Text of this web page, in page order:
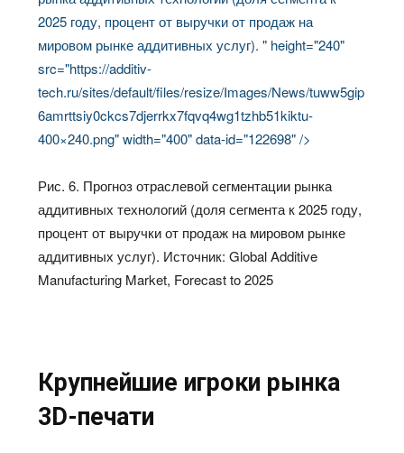
2025 году, процент от выручки от продаж на
мировом рынке аддитивных услуг). " height="240"
src="https://additiv-
tech.ru/sites/default/files/resize/Images/News/tuww5gip
6amrttsiy0ckcs7djerrkx7fqvq4wg1tzhb51kiktu-
400×240.png" width="400" data-id="122698" />
Рис. 6. Прогноз отраслевой сегментации рынка
аддитивных технологий (доля сегмента к 2025 году,
процент от выручки от продаж на мировом рынке
аддитивных услуг). Источник: Global Additive
Manufacturing Market, Forecast to 2025
Крупнейшие игроки рынка
3D-печати